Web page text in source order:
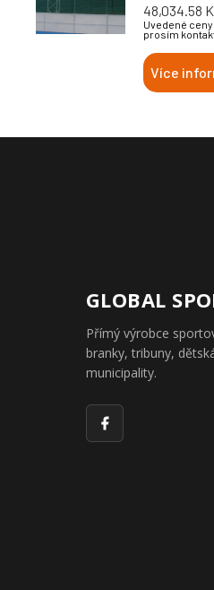
48,034.58
Uvedené
prosím
Více
GLOBAL
Přímý výrobce
branky, tribuny,
municipality.
Facebook